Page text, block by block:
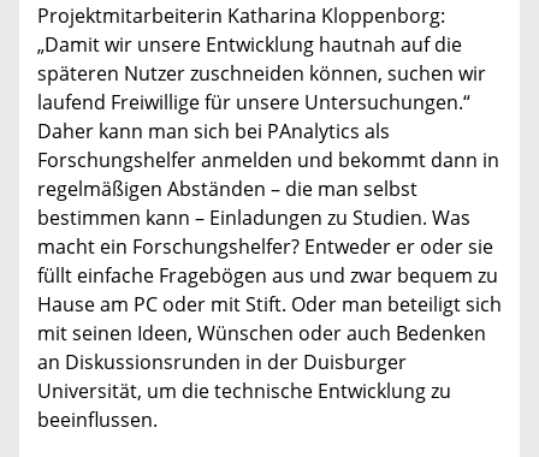
Projektmitarbeiterin Katharina Kloppenborg:
„Damit wir unsere Entwicklung hautnah auf die
späteren Nutzer zuschneiden können, suchen wir
laufend Freiwillige für unsere Untersuchungen.“
Daher kann man sich bei PAnalytics als
Forschungshelfer anmelden und bekommt dann in
regelmäßigen Abständen – die man selbst
bestimmen kann – Einladungen zu Studien. Was
macht ein Forschungshelfer? Entweder er oder sie
füllt einfache Fragebögen aus und zwar bequem zu
Hause am PC oder mit Stift. Oder man beteiligt sich
mit seinen Ideen, Wünschen oder auch Bedenken
an Diskussionsrunden in der Duisburger
Universität, um die technische Entwicklung zu
beeinflussen.